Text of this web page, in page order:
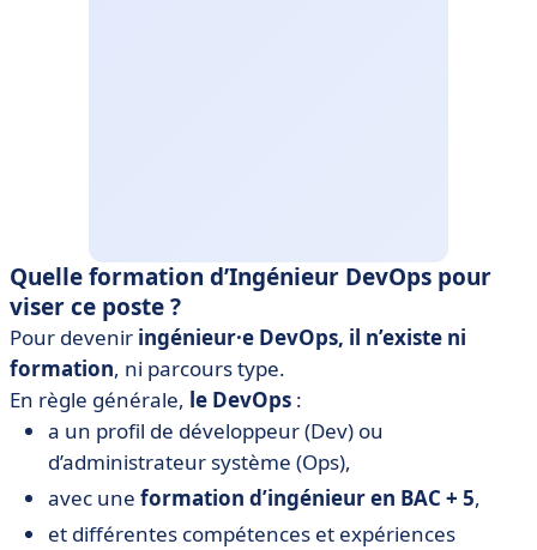
Quelle formation d’Ingénieur DevOps pour
viser ce poste ?
Pour devenir ingénieur·e DevOps, il n’existe ni
formation, ni parcours type.
En règle générale, le DevOps :
a un profil de développeur (Dev) ou
d’administrateur système (Ops),
avec une formation d’ingénieur en BAC + 5,
et différentes compétences et expériences